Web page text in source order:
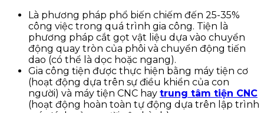
Là phương pháp phổ biến chiếm đến 25-35%
công việc trong quá trình gia công. Tiện là
phương pháp cắt gọt vật liệu dựa vào chuyển
động quay tròn của phôi và chuyển động tiến
dao (có thể là dọc hoặc ngang).
Gia công tiện được thực hiện bằng máy tiện cơ
(hoạt động dựa trên sự điều khiển của con
người) và máy tiện CNC hay trung tâm tiện CNC
(hoạt động hoàn toàn tự động dựa trên lập trình